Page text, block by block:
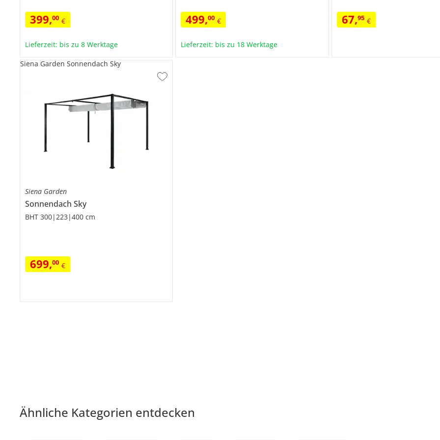
399,00 €
Lieferzeit: bis zu 8 Werktage
499,00 €
Lieferzeit: bis zu 18 Werktage
67,95 €
Siena Garden
SonnendachSky
BHT 300|223|400 cm
699,00 €
Siena Garden Sonnendach Sky
Ähnliche Kategorien entdecken